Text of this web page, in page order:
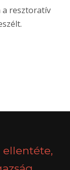
a resztoratív
ellentéte,